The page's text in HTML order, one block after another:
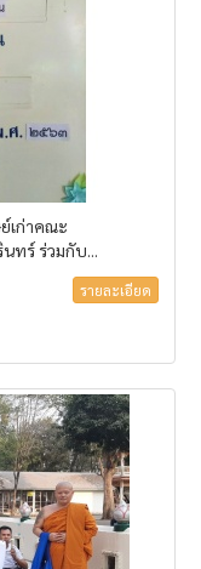
เก่าคณะ
ทร์ ร่วมกับ...
รายละเอียด